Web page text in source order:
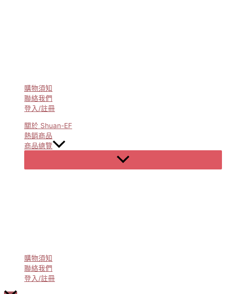
購物須知
聯絡我們
登入/註冊
關於 Shuan-EF
熱銷商品
商品總覽
Menu
Toggle
購物須知
聯絡我們
登入/註冊